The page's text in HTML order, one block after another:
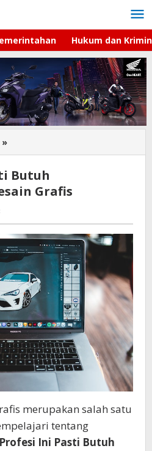
Hukum dan
»
Profesi
Pasti
Butuh
Grafis
Butuh
Grafis
Azka
merupakan salah satu
tentang
Ini Pasti Butuh